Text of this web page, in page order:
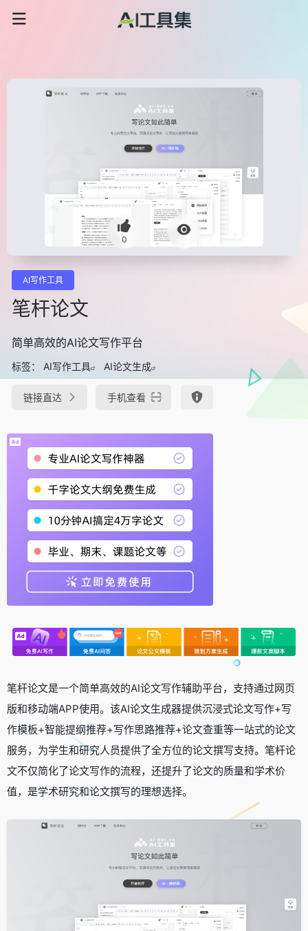
0
AI写作工具
笔杆论文
简单高效的AI论文写作平台
标签： AI写作工具 AI论文生成
链接直达 手机查看
笔杆论文是一个简单高效的AI论文写作辅助平台，支持通过网页
版和移动端APP使用。该AI论文生成器提供沉浸式论文写作+写
作模板+智能提纲推荐+写作思路推荐+论文查重等一站式的论文
服务，为学生和研究人员提供了全方位的论文撰写支持。笔杆论
文不仅简化了论文写作的流程，还提升了论文的质量和学术价
值，是学术研究和论文撰写的理想选择。